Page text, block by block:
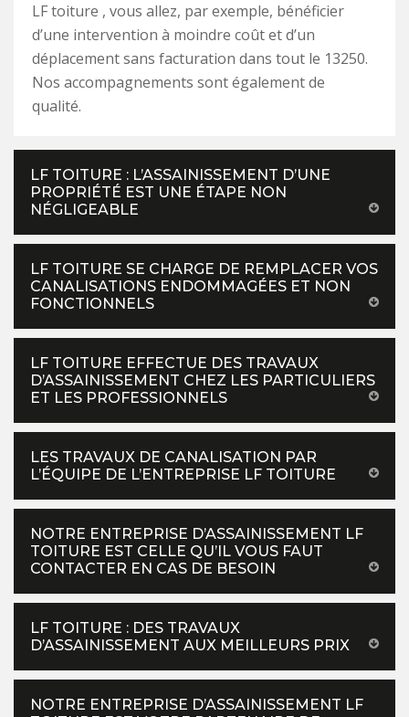
LF toiture , vous allez, par exemple, bénéficier
d’une intervention à moindre coût et d’un
déplacement sans facturation dans tout le 13250.
Nos accompagnements sont également de
qualité.
LF TOITURE : L’ASSAINISSEMENT D’UNE
PROPRIÉTÉ EST UNE ÉTAPE NON
NÉGLIGEABLE
LF TOITURE SE CHARGE DE REMPLACER VOS
CANALISATIONS ENDOMMAGÉES ET NON
FONCTIONNELS
LF TOITURE EFFECTUE DES TRAVAUX
D’ASSAINISSEMENT CHEZ LES PARTICULIERS
ET LES PROFESSIONNELS
LES TRAVAUX DE CANALISATION PAR
L’ÉQUIPE DE L’ENTREPRISE LF TOITURE
NOTRE ENTREPRISE D’ASSAINISSEMENT LF
TOITURE EST CELLE QU’IL VOUS FAUT
CONTACTER EN CAS DE BESOIN
LF TOITURE : DES TRAVAUX
D’ASSAINISSEMENT AUX MEILLEURS PRIX
NOTRE ENTREPRISE D’ASSAINISSEMENT LF